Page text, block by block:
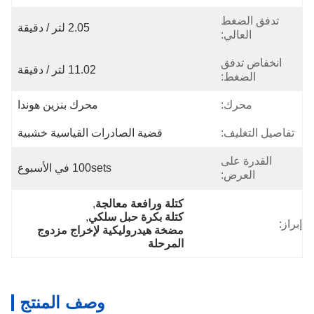
تدفق الضغط
العالي:
2.05 لتر / دقيقة
انخفاض تدفق
الضغط:
11.02 لتر / دقيقة
محرك: محرك بنزين هوندا
تفاصيل التغليف: قضية الصادرات القياسية خشبية
القدرة على
العرض:
100sets في الأسبوع
إبراز:
كتلة ورافعة معالجة,
كتلة بكرة حبل سلكي ,
مضخة هيدروليكية لإخراج مزدوج
المرحلة
وصف المنتج